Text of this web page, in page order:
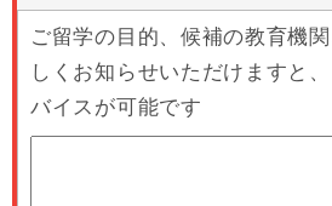
ご留学の目的、候補の教育機
しくお知らせいただけますと
バイスが可能です